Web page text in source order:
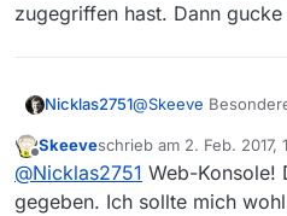
Java ist sicherlich
462-10M4609)
Java HotSpot™ 64-Bit
462, mixed mode)
Es muß aber irgendwie
tun haben, denn mit
vom selben Rechner
dies nicht posten.
Es scheitert wohl schon
zugegriffen hast. Dann
Nicklas2751@Skeeve
Ansonten mal via
> Web-Konsole evtl
Aufschluss
Offline
Skeeveschrieb am 2. Feb. 2017,
zuletzt editiert von
@Nicklas2751 Web-Konsole!
gegeben. Ich sollte mich